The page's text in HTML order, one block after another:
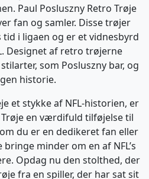
Paul Posluszny Retro Trøje
fan og samler. Disse trøjer
i ligaen og er et vidnesbyrd
Designet af retro trøjerne
som Posluszny bar, og
historie.
et stykke af NFL-historien, er
Trøje en værdifuld tilføjelse til
du er en dedikeret fan eller
minder om en af NFL’s
Opdag nu den stolthed, der
fra en spiller, der har sat sit